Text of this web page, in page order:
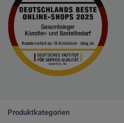
Produktkategorien